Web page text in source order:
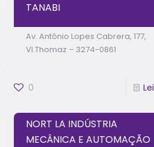
TANABI
Av. Antônio Lopes Cabrera, 177,
Vl.Thomaz – 3274-0861
0
NORT LA INDÚSTRIA
MECÂNICA E AUTOMAÇÃO